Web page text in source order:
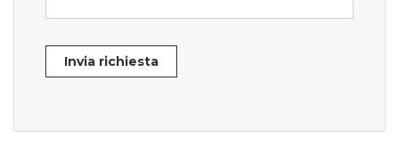
Invia richiesta